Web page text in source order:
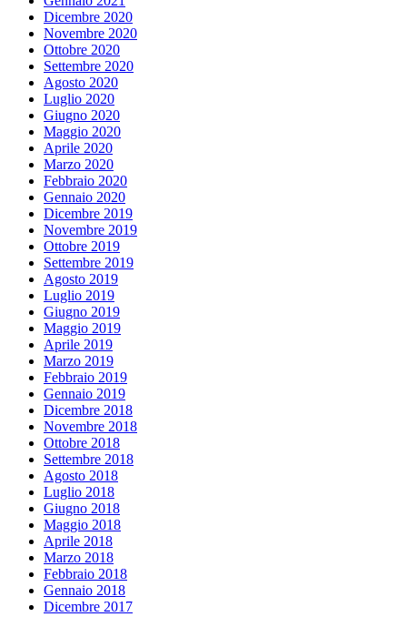
Dicembre 2020
Novembre 2020
Ottobre 2020
Settembre 2020
Agosto 2020
Luglio 2020
Giugno 2020
Maggio 2020
Aprile 2020
Marzo 2020
Febbraio 2020
Gennaio 2020
Dicembre 2019
Novembre 2019
Ottobre 2019
Settembre 2019
Agosto 2019
Luglio 2019
Giugno 2019
Maggio 2019
Aprile 2019
Marzo 2019
Febbraio 2019
Gennaio 2019
Dicembre 2018
Novembre 2018
Ottobre 2018
Settembre 2018
Agosto 2018
Luglio 2018
Giugno 2018
Maggio 2018
Aprile 2018
Marzo 2018
Febbraio 2018
Gennaio 2018
Dicembre 2017